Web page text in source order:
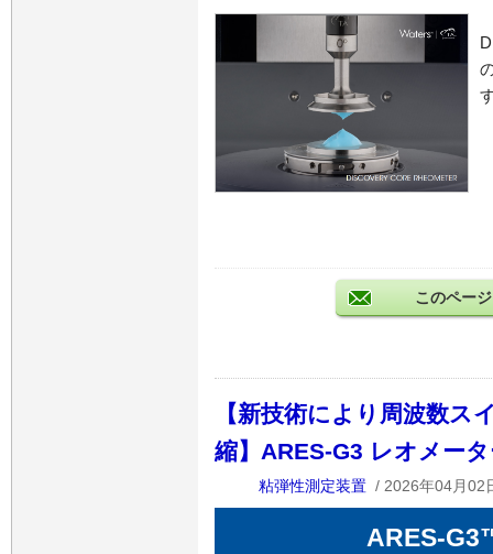
このペー
【新技術により周波数ス
縮】ARES-G3 レオメー
粘弾性測定装置 / 2026年04月02
ARES-